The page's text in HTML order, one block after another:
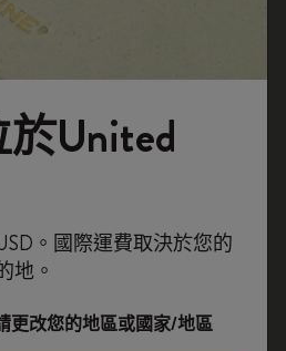
製成，表面啞光，配有 3 毫米
材質，霧面黑色塗漆，配有橙色
兩套鉛筆均包含一個塑膠筆蓋，
面上的橡膠不銹鋼夾上，以及一
鉛筆機。
首次落單用優惠碼
即享 9折 兼 免運費。
戶，拎盡獨家優惠、會
埋更多靈感啟發。
United
。國際運費取決於您的
地。
更改您的地區或國家/地區